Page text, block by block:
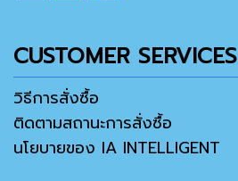
CUSTOMER SERVICES
วิธีการสั่งซื้อ
ติดตามสถานะการสั่งซื้อ
นโยบายของ IA INTELLIGENT